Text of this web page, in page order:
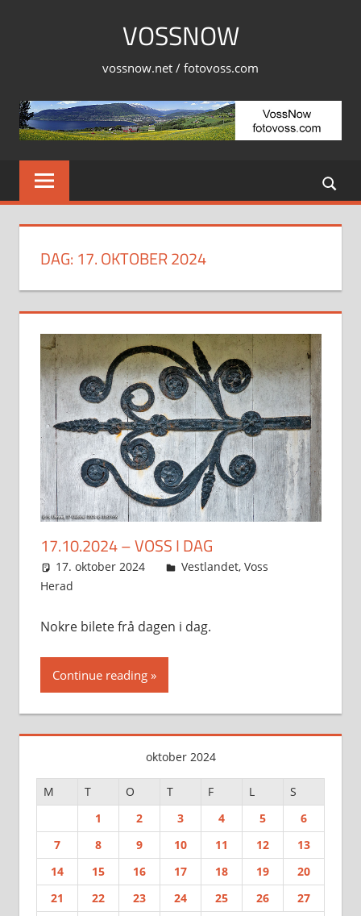
VOSSNOW
vossnow.net / fotovoss.com
DAG: 17. OKTOBER 2024
17.10.2024 – VOSS I DAG
17. oktober 2024 Svein
Vestlandet, Voss
Herad
Nokre bilete frå dagen i dag.
Continue reading
oktober 2024
M T O T F L
S
1
2 3 4 5
6
7
8 9 10 11 12
13
14
15 16 17 18 19
20
21
22 23 24 25 26
27